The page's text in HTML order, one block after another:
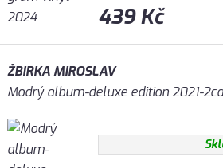
439 Kč
ŽBIRKA MIROSLAV
Modrý album-deluxe edition 2021-2cd